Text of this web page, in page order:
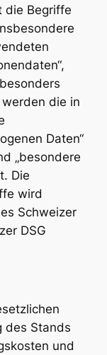
die Begriffe
die in
Daten“
„besondere
Die
wird
Schweizer
DSG
des Stands
und